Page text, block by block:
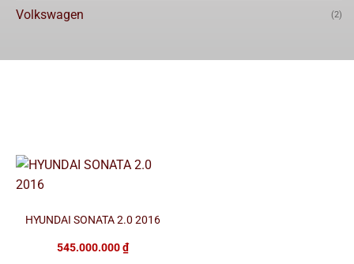
Volkswagen (2)
HYUNDAI SONATA 2.0 2016
545.000.000₫